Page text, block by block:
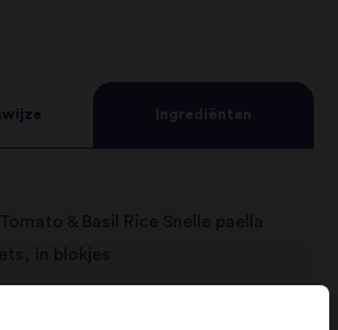
Ingrediënten
& Basil Rice Snelle paella
in blokjes